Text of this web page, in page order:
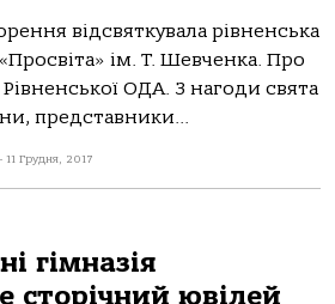
відсвяткувала рівненська
ім. Т. Шевченка. Про
ОДА. З нагоди свята
представники...
- 11 Грудня, 2017
гімназія
сторічний ювілей